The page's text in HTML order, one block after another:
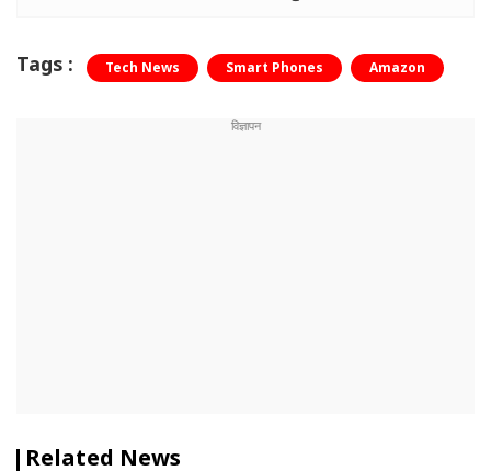
Tags : Tech News Smart Phones Amazon
Related News